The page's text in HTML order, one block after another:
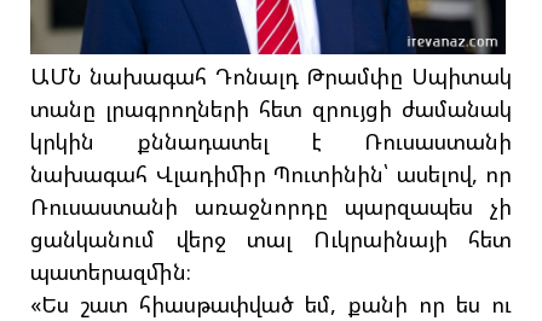
ԱՄՆ նախագահ Դոնալդ Թրամփը Սպիտակ
տանը լրագրողների հետ զրույցի ժամանակ
կրկին քննադատել է Ռուսաստանի
նախագահ Վլադիմիր Պուտինին՝ ասելով, որ
Ռուսաստանի առաջնորդը պարզապես չի
ցանկանում վերջ տալ Ուկրաինայի հետ
պատերազմին։
«Ես շատ հիասթափված եմ, քանի որ ես ու